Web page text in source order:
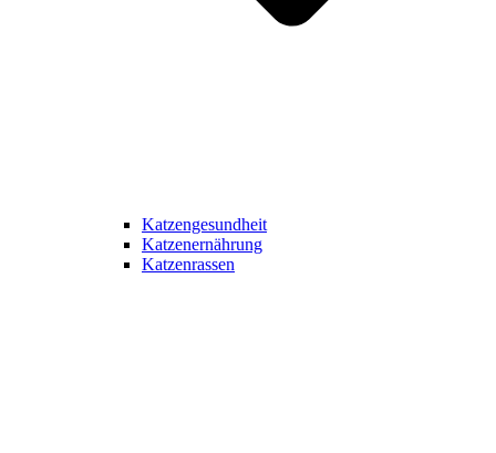
Katzengesundheit
Katzenernährung
Katzenrassen